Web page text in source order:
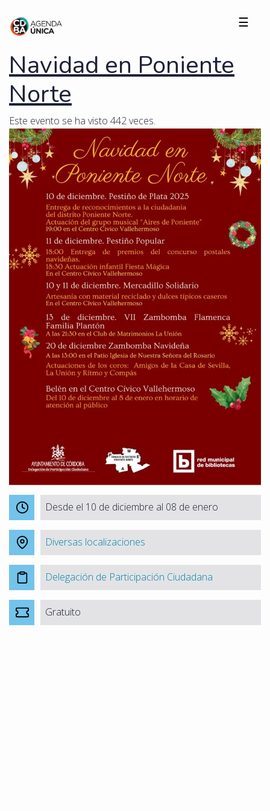
☰
Navidad en Poniente
Norte
Este evento se ha visto 442 veces.
Desde el 10 de diciembre al 08 de enero
Diversas localizaciones
Delegación de Participación Ciudadana
Gratuito